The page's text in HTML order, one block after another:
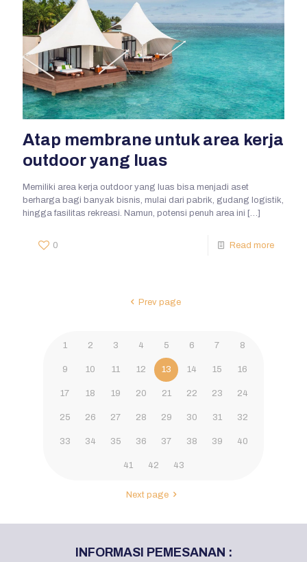
Atap membrane untuk area kerja
outdoor yang luas
Memiliki area kerja outdoor yang luas bisa menjadi aset
berharga bagi banyak bisnis, mulai dari pabrik, gudang logistik,
hingga fasilitas rekreasi. Namun, potensi penuh area ini […]
0 Read more
Prev page
1 2 3 4 5 6 7 8
9 10 11 12 13 14 15 16
17 18 19 20 21 22 23 24
25 26 27 28 29 30 31 32
33 34 35 36 37 38 39 40
41 42 43
Next page
INFORMASI PEMESANAN :